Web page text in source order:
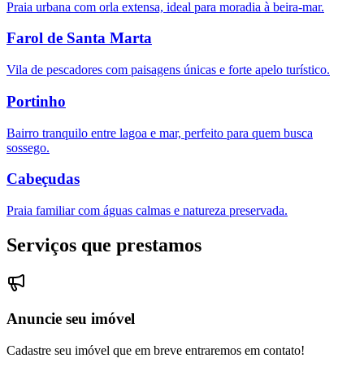
Praia urbana com orla extensa, ideal para moradia à beira-mar.
Farol de Santa Marta
Vila de pescadores com paisagens únicas e forte apelo turístico.
Portinho
Bairro tranquilo entre lagoa e mar, perfeito para quem busca
sossego.
Cabeçudas
Praia familiar com águas calmas e natureza preservada.
Serviços que prestamos
Anuncie seu imóvel
Cadastre seu imóvel que em breve entraremos em contato!